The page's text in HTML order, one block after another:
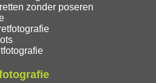
zonder poseren